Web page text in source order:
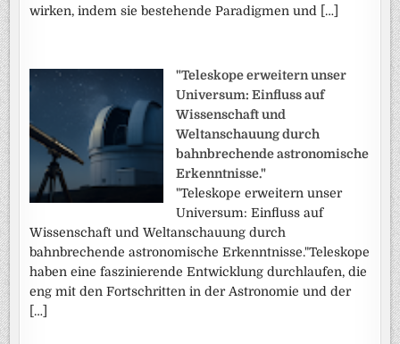
wirken, indem sie bestehende Paradigmen und […]
"Teleskope erweitern unser
Universum: Einfluss auf
Wissenschaft und
Weltanschauung durch
bahnbrechende astronomische
Erkenntnisse."
"Teleskope erweitern unser
Universum: Einfluss auf
Wissenschaft und Weltanschauung durch
bahnbrechende astronomische Erkenntnisse."Teleskope
haben eine faszinierende Entwicklung durchlaufen, die
eng mit den Fortschritten in der Astronomie und der
[…]